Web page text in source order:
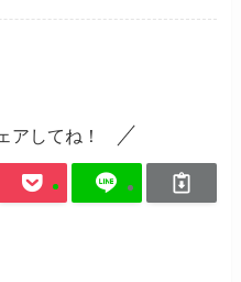
アしてね！